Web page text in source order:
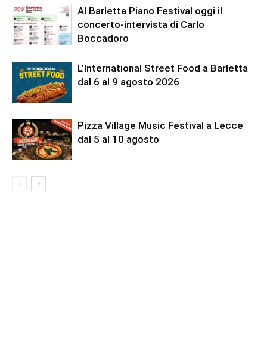
Al Barletta Piano Festival oggi il
concerto-intervista di Carlo
Boccadoro
L’International Street Food a Barletta
dal 6 al 9 agosto 2026
Pizza Village Music Festival a Lecce
dal 5 al 10 agosto